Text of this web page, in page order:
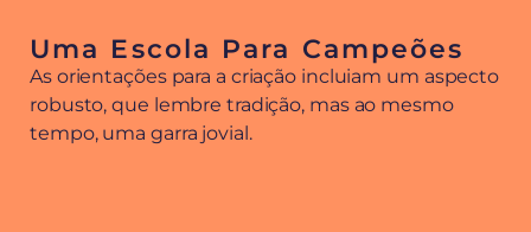
Uma Escola Para Campeões
As orientações para a criação incluiam um aspecto
robusto, que lembre tradição, mas ao mesmo
tempo, uma garra jovial.